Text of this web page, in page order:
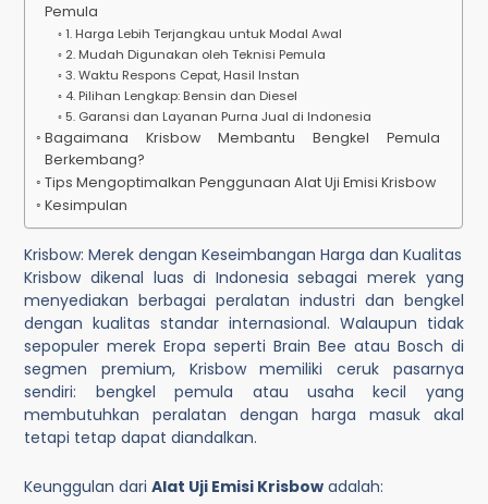
Pemula
1. Harga Lebih Terjangkau untuk Modal Awal
2. Mudah Digunakan oleh Teknisi Pemula
3. Waktu Respons Cepat, Hasil Instan
4. Pilihan Lengkap: Bensin dan Diesel
5. Garansi dan Layanan Purna Jual di Indonesia
Bagaimana Krisbow Membantu Bengkel Pemula
Berkembang?
Tips Mengoptimalkan Penggunaan Alat Uji Emisi Krisbow
Kesimpulan
Krisbow: Merek dengan Keseimbangan Harga dan Kualitas
Krisbow dikenal luas di Indonesia sebagai merek yang
menyediakan berbagai peralatan industri dan bengkel
dengan kualitas standar internasional. Walaupun tidak
sepopuler merek Eropa seperti Brain Bee atau Bosch di
segmen premium, Krisbow memiliki ceruk pasarnya
sendiri: bengkel pemula atau usaha kecil yang
membutuhkan peralatan dengan harga masuk akal
tetapi tetap dapat diandalkan.
Keunggulan dariAlat Uji Emisi Krisbow adalah: